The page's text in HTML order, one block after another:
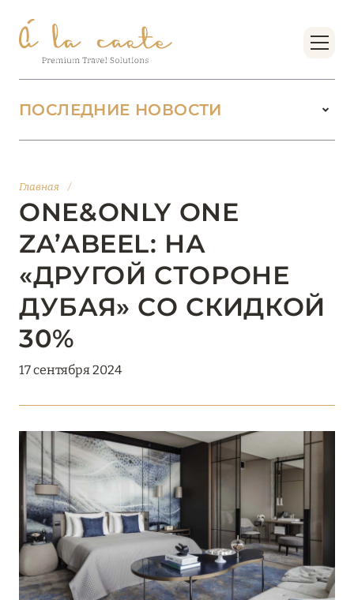
Главная /
ONE&ONLY ONE
ZA’ABEEL: НА
«ДРУГОЙ СТОРОНЕ
ДУБАЯ» СО СКИДКОЙ
30%
17 сентября 2024
ПОСЛЕДНИЕ НОВОСТИ
БУТИК-КУРОРТЫ МАЛЬДИВСКИХ ОСТРОВОВ
Подробнее
01 июня 2026
JUMEIRAH OLHAHALI ISLAND MALDIVES: ВАШ
ОАЗИС ТЕПЛА И ИЗЫСКАННОСТИ
THE ST. REGIS MALDIVES VOMMULI:
МАНИФЕСТ ЭСТЕТИКИ В САМОМ СЕРДЦЕ
ОКЕАНА
Подробнее
27 апреля 2026
ПОЛНАЯ ПЕРЕЗАГРУЗКА: JUMEIRAH BALI,